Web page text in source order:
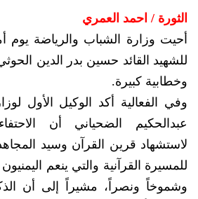
الثورة / احمد العمري
أحيت وزارة الشباب والرياضة يوم
للشهيد القائد حسين بدر الدين
وخطابية كبيرة.
وفي الفعالية أكد الوكيل الأول
عبدالحكيم الضحياني أن
لاستشهاد قرين القرآن وسيد
للمسيرة القرآنية والتي ينعم
وشموخاً ونصراً، مشيراً إلى أن